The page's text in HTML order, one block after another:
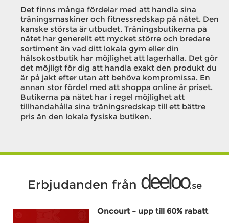
Det finns många fördelar med att handla sina
träningsmaskiner och fitnessredskap på nätet. Den
kanske största är utbudet. Träningsbutikerna på
nätet har generellt ett mycket större och bredare
sortiment än vad ditt lokala gym eller din
hälsokostbutik har möjlighet att lagerhålla. Det gör
det möjligt för dig att handla exakt den produkt du
är på jakt efter utan att behöva kompromissa. En
annan stor fördel med att shoppa online är priset.
Butikerna på nätet har i regel möjlighet att
tillhandahålla sina träningsredskap till ett bättre
pris än den lokala fysiska butiken.
Erbjudanden från deeloo.se
Oncourt – upp till 60% rabatt